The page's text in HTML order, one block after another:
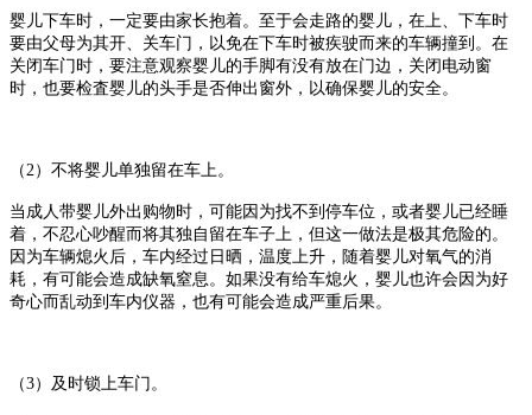
婴儿下车时，一定要由家长抱着。至于会走路的婴儿，在上、下车时
要由父母为其开、关车门，以免在下车时被疾驶而来的车辆撞到。在
关闭车门时，要注意观察婴儿的手脚有没有放在门边，关闭电动窗
时，也要检査婴儿的头手是否伸出窗外，以确保婴儿的安全。
（2）不将婴儿单独留在车上。
当成人带婴儿外出购物时，可能因为找不到停车位，或者婴儿已经睡
着，不忍心吵醒而将其独自留在车子上，但这一做法是极其危险的。
因为车辆熄火后，车内经过日晒，温度上升，随着婴儿对氧气的消
耗，有可能会造成缺氧窒息。如果没有给车熄火，婴儿也许会因为好
奇心而乱动到车内仪器，也有可能会造成严重后果。
（3）及时锁上车门。